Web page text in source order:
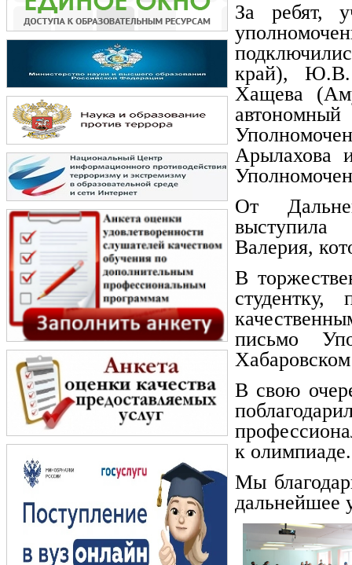
За ребят,
край), Ю.В.
Хащева
Арылахова
От
выступила
Валерия,
В
студентку,
письмо
В свою
к олимпиаде.
Мы
дальнейшее